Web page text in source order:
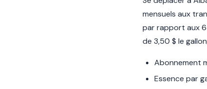
mensuels aux
par rapport aux
de 3,50 $ le
Abonnement
Essence par